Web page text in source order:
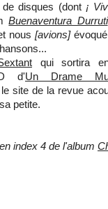
disques (dont ¡
Buenaventura Durruti
nous[avions]évoqué
qui sortira
d'Un Drame
site de la revue
petite.
index 4 de l'album